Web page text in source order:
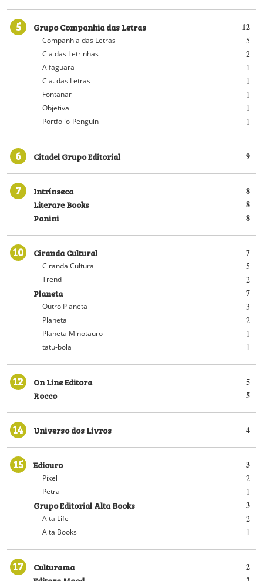
5 12
Grupo Companhia das Letras
5
Companhia das Letras
2
Cia das Letrinhas
1
Alfaguara
1
Cia. das Letras
1
Fontanar
1
Objetiva
1
Portfolio-Penguin
6 9
Citadel Grupo Editorial
7 8
Intrínseca
8
Literare Books
8
Panini
10 7
Ciranda Cultural
5
Ciranda Cultural
2
Trend
7
Planeta
3
Outro Planeta
2
Planeta
1
Planeta Minotauro
1
tatu-bola
12 5
On Line Editora
5
Rocco
14 4
Universo dos Livros
15 3
Ediouro
2
Pixel
1
Petra
3
Grupo Editorial Alta Books
2
Alta Life
1
Alta Books
17 2
Culturama